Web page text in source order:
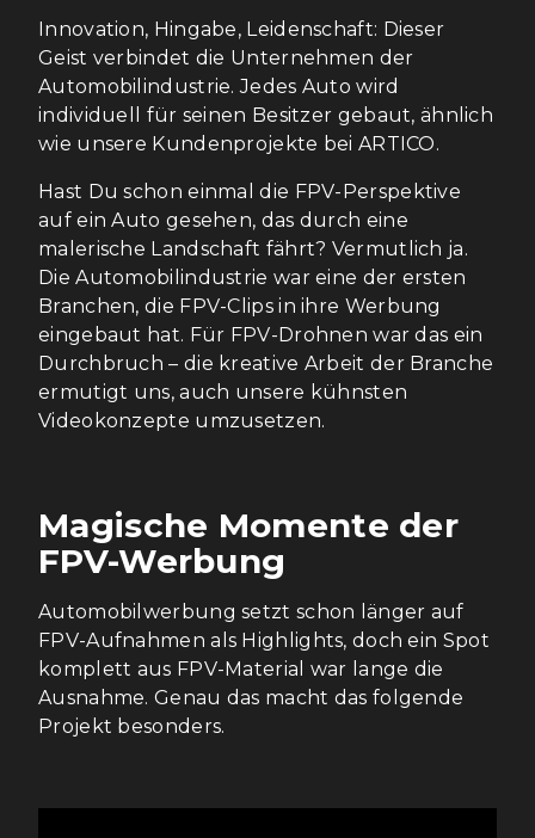
Innovation, Hingabe, Leidenschaft: Dieser
Geist verbindet die Unternehmen der
Automobilindustrie. Jedes Auto wird
individuell für seinen Besitzer gebaut, ähnlich
wie unsere Kundenprojekte bei ARTICO.
Hast Du schon einmal die FPV-Perspektive
auf ein Auto gesehen, das durch eine
malerische Landschaft fährt? Vermutlich ja.
Die Automobilindustrie war eine der ersten
Branchen, die FPV-Clips in ihre Werbung
eingebaut hat. Für FPV-Drohnen war das ein
Durchbruch – die kreative Arbeit der Branche
ermutigt uns, auch unsere kühnsten
Videokonzepte umzusetzen.
Magische Momente der
FPV-Werbung
Automobilwerbung setzt schon länger auf
FPV-Aufnahmen als Highlights, doch ein Spot
komplett aus FPV-Material war lange die
Ausnahme. Genau das macht das folgende
Projekt besonders.